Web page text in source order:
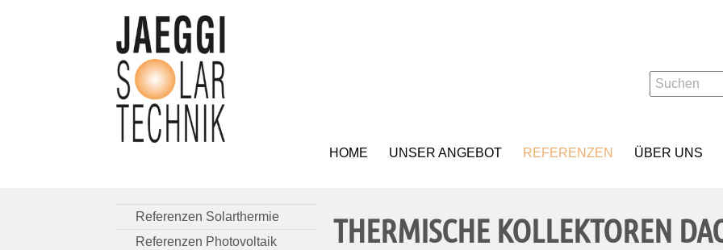
HOME UNSER ANGEBOT REFERENZEN ÜBER UNS
THERMISCHE KOLLEKTOREN
Referenzen Solarthermie
Referenzen Photovoltaik